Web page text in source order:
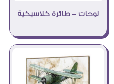
لوحات – طائرة كلاسيكية